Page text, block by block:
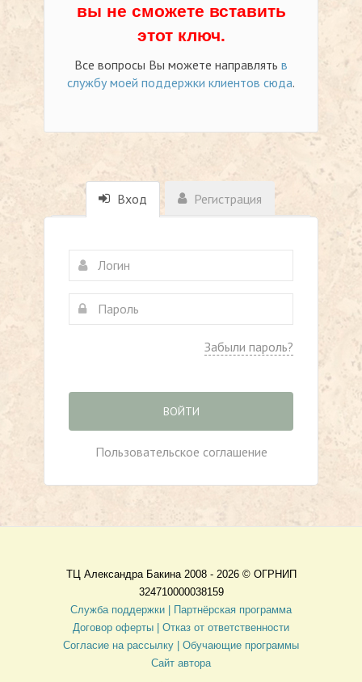
вы не сможете вставить
этот ключ.
Все вопросы Вы можете направлять в
службу моей поддержки клиентов сюда.
Вход Регистрация
Забыли пароль?
ВОЙТИ
Пользовательское соглашение
ТЦ Александра Бакина 2008 - 2026 © ОГРНИП
324710000038159
Служба поддержки |
Партнёрская программа
Договор оферты
| Отказ от ответственности
Согласие на рассылку | Обучающие программы
Сайт автора